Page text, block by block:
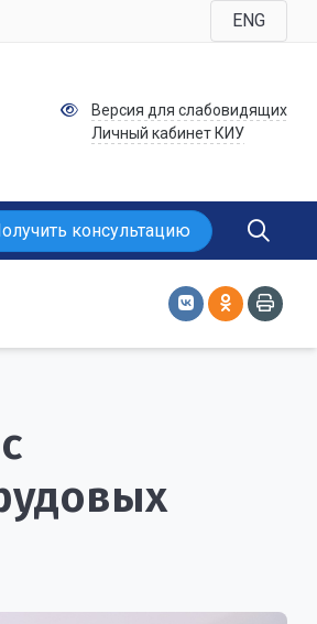
ENG
Версия для слабовидящих
Личный кабинет КИУ
консультацию